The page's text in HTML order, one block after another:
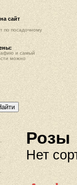
сайт
по посадочному
и самый
можно
Розы
Нет